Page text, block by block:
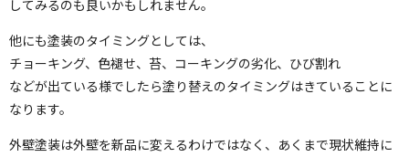
してみるのも良いかもしれません。
他にも塗装のタイミングとしては、
チョーキング、色褪せ、苔、コーキングの劣化、ひび割れ
などが出ている様でしたら塗り替えのタイミングはきていることに
なります。
外壁塗装は外壁を新品に変えるわけではなく、あくまで現状維持に